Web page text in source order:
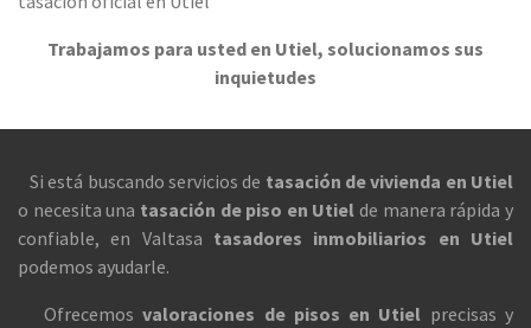
Trabajamos para usted en Utiel, solucionamos sus
inquietudes
Si está buscando servicios de tasación de vivienda en Utiel
o necesita una tasación de piso en Utielde manera rápida y
confiable, en Valtasa tasadores inmobiliarios en Utiel
podemos ayudarle.
Ofrecemosvaloraciones de pisos en Utiel precisas y